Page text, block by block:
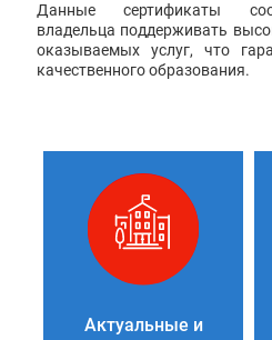
Данные сертификаты
владельца поддерживать
оказываемых услуг, что
качественного образования.
Актуальные и